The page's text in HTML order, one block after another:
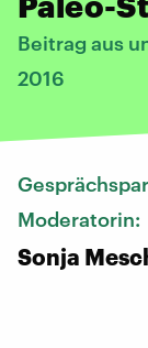
Beitrag aus
2016
Moderatorin:
Sonja